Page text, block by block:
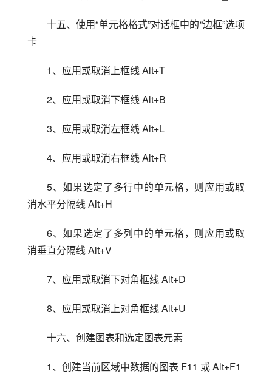
十五、使用“单元格格式”对话框中的“边框”选项
卡
1、应用或取消上框线 Alt+T
2、应用或取消下框线 Alt+B
3、应用或取消左框线 Alt+L
4、应用或取消右框线 Alt+R
5、如果选定了多行中的单元格，则应用或取
消水平分隔线 Alt+H
6、如果选定了多列中的单元格，则应用或取
消垂直分隔线 Alt+V
7、应用或取消下对角框线 Alt+D
8、应用或取消上对角框线 Alt+U
十六、创建图表和选定图表元素
1、创建当前区域中数据的图表 F11 或 Alt+F1